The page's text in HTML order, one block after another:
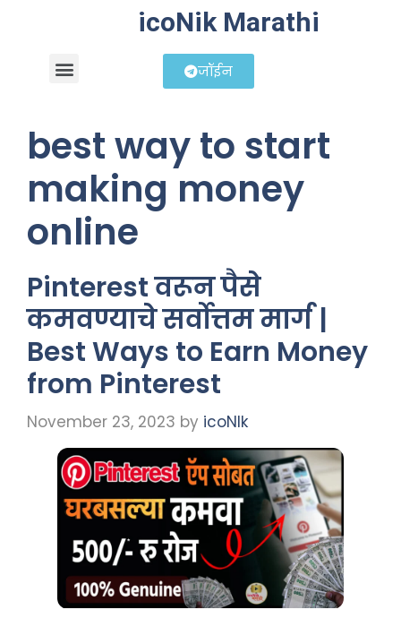
icoNik Marathi
जॉईन
best way to start
making money
online
Pinterest वरून पैसे
कमवण्याचे सर्वोत्तम मार्ग |
Best Ways to Earn Money
from Pinterest
November 23, 2023 by icoNIk